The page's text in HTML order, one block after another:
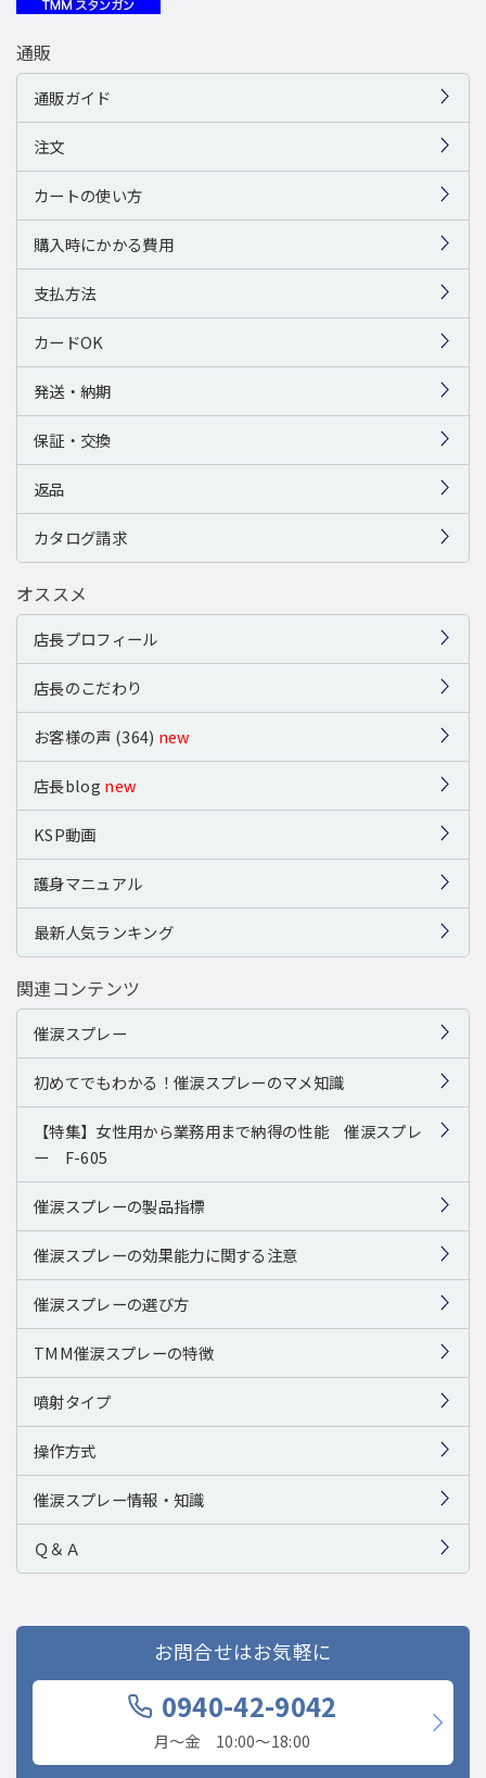
通販
通販ガイド
注文
カートの使い方
購入時にかかる費用
支払方法
カードOK
発送・納期
保証・交換
返品
カタログ請求
オススメ
店長プロフィール
店長のこだわり
お客様の声 (364) new
店長blog new
KSP動画
護身マニュアル
最新人気ランキング
関連コンテンツ
催涙スプレー
初めてでもわかる！催涙スプレーのマメ知識
【特集】女性用から業務用まで納得の性能 催涙スプレ
ー F-605
催涙スプレーの製品指標
催涙スプレーの効果能力に関する注意
催涙スプレーの選び方
TMM催涙スプレーの特徴
噴射タイプ
操作方式
催涙スプレー情報・知識
Ｑ＆Ａ
お問合せはお気軽に
0940-42-9042
月〜金 10:00〜18:00